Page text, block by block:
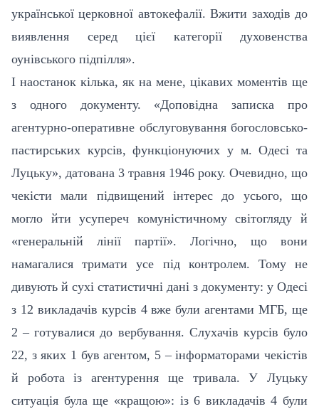
української церковної автокефалії. Вжити заходів до
виявлення серед цієї категорії духовенства
оунівського підпілля».
І наостанок кілька, як на мене, цікавих моментів ще
з одного документу. «Доповідна записка про
агентурно-оперативне обслуговування богословсько-
пастирських курсів, функціонуючих у м. Одесі та
Луцьку», датована 3 травня 1946 року. Очевидно, що
чекісти мали підвищений інтерес до усього, що
могло йти усупереч комуністичному світогляду й
«генеральній лінії партії». Логічно, що вони
намагалися тримати усе під контролем. Тому не
дивують й сухі статистичні дані з документу: у Одесі
з 12 викладачів курсів 4 вже були агентами МГБ, ще
2 – готувалися до вербування. Слухачів курсів було
22, з яких 1 був агентом, 5 – інформаторами чекістів
й робота із агентурення ще тривала. У Луцьку
ситуація була ще «кращою»: із 6 викладачів 4 були